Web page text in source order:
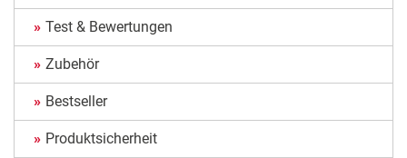
Test & Bewertungen
Zubehör
Bestseller
Produktsicherheit